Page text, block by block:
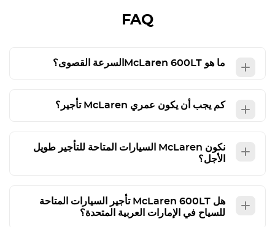
FAQ
ما هو McLaren 600LT السرعة القصوى؟
كم يجب أن يكون عمري McLaren تأجير؟
نكون McLaren
السيارات المتاحة للتأجير طويل
الأجل؟
هل McLaren 600LT تأجير السيارات المتاحة
للسياح في الإمارات العربية المتحدة؟